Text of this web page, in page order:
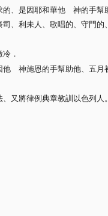
的、是因耶和華他 神的手幫
、利未人、歌唱的、守門的
．
他 神施恩的手幫助他、五月
又將律例典章教訓以色列人